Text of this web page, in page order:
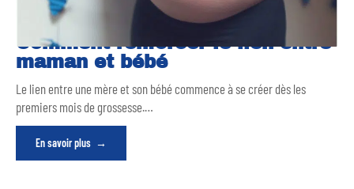
Comment renforcer le lien entre
maman et bébé
Le lien entre une mère et son bébé commence à se créer dès les
premiers mois de grossesse.…
En savoir plus